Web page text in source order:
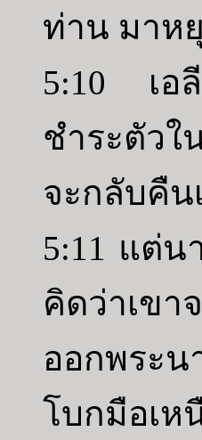
ท่าน มาห
5:10 เอ
ชำระตัว
จะกลับคืน
5:11 แต่น
คิดว่าเข
ออกพระ
โบกมือเห